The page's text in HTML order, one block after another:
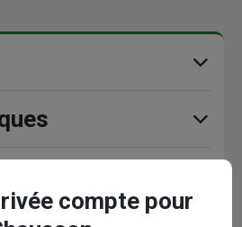
compte pour